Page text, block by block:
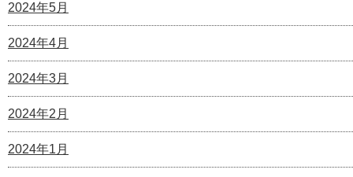
2024年5月
2024年4月
2024年3月
2024年2月
2024年1月